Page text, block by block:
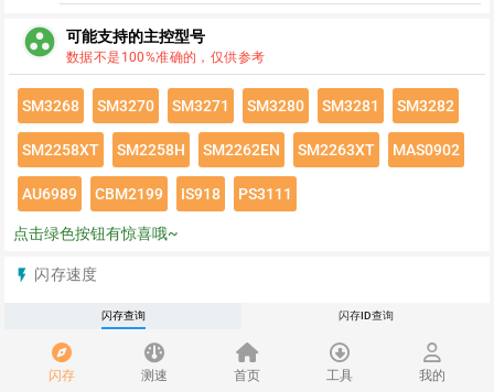
闪存 测速 首页 工具 我的
group_work 可能支持的主控型号
数据不是100%准确的，仅供参考
SM3268 SM3270 SM3271 SM3280 SM3281 SM3282
SM2258XT SM2258H SM2262EN SM2263XT MAS0902
AU6989 CBM2199 IS918 PS3111
点击绿色按钮有惊喜哦~
flash_on 闪存速度
推荐
闪存查询 闪存ID查询